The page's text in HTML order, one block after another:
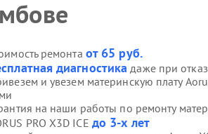
ремонта от 65 руб.
диагностика даже при
и увезем материнскую плату
на наши работы по ремонту
PRO X3D ICE до 3-х лет